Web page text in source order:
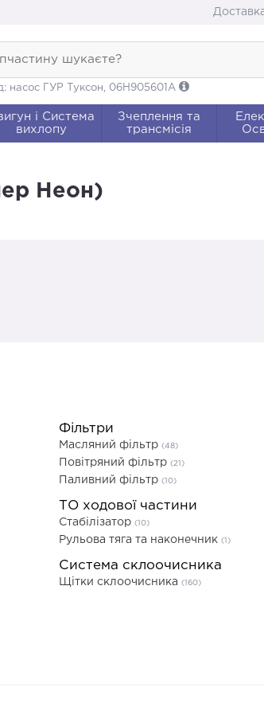
шукаєте?
насос ГУР Туксон, 06H905601A
і Система
вихлопу
Зчеплення та
трансмісія
Неон)
Фільтри
Масляний фільтр (48)
Повітряний фільтр (21)
Паливний фільтр (10)
ТО ходової частини
Стабілізатор (10)
Рульова тяга та наконечник (1)
Система склоочисника
Щітки склоочисника (160)